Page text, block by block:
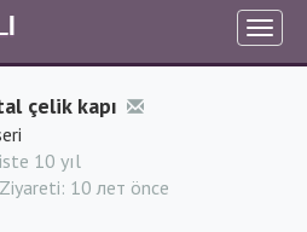
çelik kapı
10 yıl
10 лет önce